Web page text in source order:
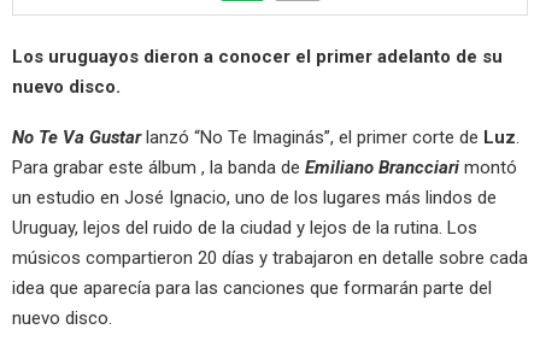
Los uruguayos dieron a conocer el primer adelanto de su
nuevo disco.
No Te Va Gustarlanzó “No Te Imaginás”, el primer corte de Luz.
Para grabar este álbum , la banda de Emiliano Brancciari montó
un estudio en José Ignacio, uno de los lugares más lindos de
Uruguay, lejos del ruido de la ciudad y lejos de la rutina. Los
músicos compartieron 20 días y trabajaron en detalle sobre cada
idea que aparecía para las canciones que formarán parte del
nuevo disco.